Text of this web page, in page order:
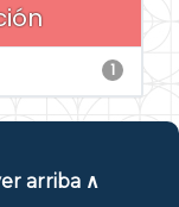
1
arriba ∧